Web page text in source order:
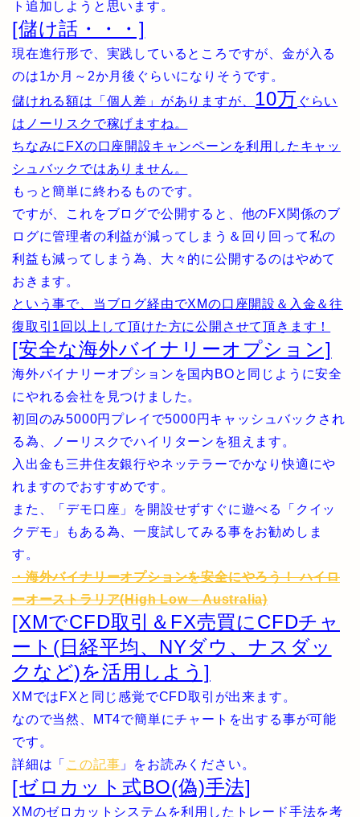
ト追加しようと思います。
[儲け話・・・]
現在進行形で、実践しているところですが、金が入る
のは1か月～2か月後ぐらいになりそうです。
儲けれる額は「個人差」がありますが、 10万 ぐらい
はノーリスクで稼げますね。
ちなみにFXの口座開設キャンペーンを利用したキャッ
シュバックではありません。
もっと簡単に終わるものです。
ですが、これをブログで公開すると、他のFX関係のブ
ログに管理者の利益が減ってしまう＆回り回って私の
利益も減ってしまう為、大々的に公開するのはやめて
おきます。
という事で、当ブログ経由でXMの口座開設＆入金＆往
復取引1回以上して頂けた方に公開させて頂きます！
[安全な海外バイナリーオプション]
海外バイナリーオプションを国内BOと同じように安全
にやれる会社を見つけました。
初回のみ5000円プレイで5000円キャッシュバックされ
る為、ノーリスクでハイリターンを狙えます。
入出金も三井住友銀行やネッテラーでかなり快適にや
れますのでおすすめです。
また、「デモ口座」を開設せずすぐに遊べる「クイッ
クデモ」もある為、一度試してみる事をお勧めしま
す。
・海外バイナリーオプションを安全にやろう！ ハイロ
ーオーストラリア(High Low – Australia)
[XMでCFD取引＆FX売買にCFDチャ
ート(日経平均、NYダウ、ナスダッ
クなど)を活用しよう]
XMではFXと同じ感覚でCFD取引が出来ます。
なので当然、MT4で簡単にチャートを出する事が可能
です。
詳細は「 この記事 」をお読みください。
[ゼロカット式BO(偽)手法]
XMのゼロカットシステムを利用したトレード手法を考